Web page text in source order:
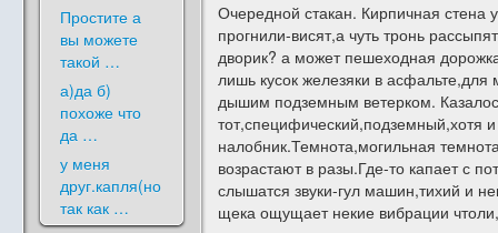
Простите а
вы можете
такой …
а)да б)
похоже что
да …
у меня
друг.капля(но
так как …
Очередной стакан. Кирпичная
прогнили-висят,а чуть тронь
дворик? а может пешеходная
лишь кусок железяки в
дышим подземным ветерком.
тот,специфический,подземный,хотя
налобник.Темнота,могильная
возрастают в разы.Где-то капает с
слышатся звуки-гул машин,тихий и
щека ощущает некие вибрации